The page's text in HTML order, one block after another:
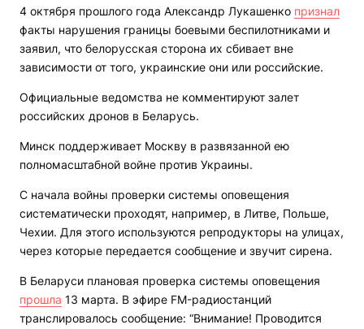
4 октября прошлого года Александр Лукашенко признал
факты нарушения границы боевыми беспилотниками и
заявил, что белорусская сторона их сбивает вне
зависимости от того, украинские они или российские.
Официальные ведомства не комментируют залет
российских дронов в Беларусь.
Минск поддерживает Москву в развязанной ею
полномасштабной войне против Украины.
С начала войны проверки системы оповещения
систематически проходят, например, в Литве, Польше,
Чехии. Для этого используются репродукторы на улицах,
через которые передается сообщение и звучит сирена.
В Беларуси плановая проверка системы оповещения
прошла 13 марта. В эфире FM-радиостанций
транслировалось сообщение: “Внимание! Проводится